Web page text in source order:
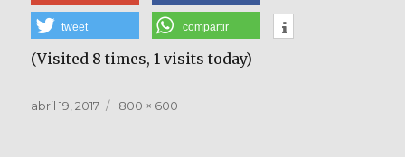
tweet compartir
(Visited 8 times, 1 visits today)
Publicado
abril 19, 2017
Tamaño
800 × 600